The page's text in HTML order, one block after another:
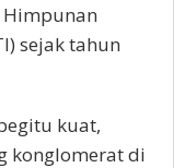
sejak tahun
kuat,
konglomerat di